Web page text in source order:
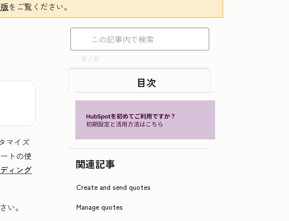
をご覧ください。
マイズ
トの使
ィング
い。
0 / 0
目次
関連記事
Create and send quotes
Manage quotes